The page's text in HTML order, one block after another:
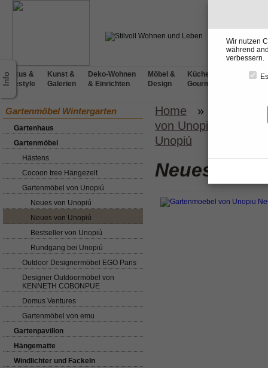
Luxus &
Lifestyle
Kunst &
Galerien
Deko-Wohnen
& Einrichten
Möbel &
Design
Küchen &
Gourmet
Gartenmöbel Wintergarten
Gartenhaus
Gartenmöbel
Hästens
Cocoon tree Hängezelt
Gartenmöbel von Unopiú
Neues von Unopiú
Neues von Unopiú
Bestseller von Unopiú
Rundgang bei Unopiú
Outdoor Designermöbel EGO Paris
Designer Outdoormöbel von
KENNETH COBONPUE
Domus Ventures
Gartenmöbel von emu
Gartenpavillon
Hängematte
Windlichter und Fackeln
Home »
von Unopiú
Unopiú
Neues von
Wir nutzen
während
verbessern.